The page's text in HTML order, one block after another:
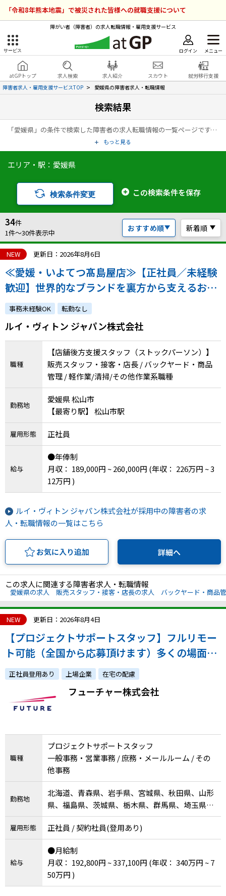
「令和8年熊本地震」で被災された皆様への就職支援について
障がい者（障害者）の求人転職情報・雇用支援サービス
サービス ログイン メニュー
atGPトップ 求人検索 求人紹介 スカウト
就労移行支援
障害者求人・雇用支援サービスTOP
愛媛県の障害者求人・転職情報
検索結果
「愛媛県」の条件で検索した障害者の求人転職情報の一覧ページです。アットジーピー（atGP）は、障害者の求人情報・障害者専門の転職支援サービス（エージェント）・就労移行支援事業所など、雇用に関する様々なサービスを展開している障害者の「働く」をトータルでサポートするサービスです。
もっと見る
エリア・駅：愛媛県
検索条件変更 この検索条件を保存
おすすめ順 新着順
34件
1件〜30件表示中
NEW 更新日：2026年8月6日
≪愛媛・いよてつ髙島屋店≫【正社員／未経験
歓迎】世界的なブランドを裏方から支えるお仕
事｜着実な成長を実感できる環境です！｜atGP
からの採用実績あり
事務未経験OK 転勤なし
ルイ・ヴィトン ジャパン株式会社
職種
【店舗後方支援スタッフ（ストックパーソン）】
販売スタッフ・接客・店長 / バックヤード・商品
管理 / 軽作業/清掃/その他作業系職種
勤務地
愛媛県 松山市
【最寄り駅】 松山市駅
雇用形態 正社員
給与
●年俸制
月収： 189,000円 ~ 260,000円 (年収： 226万円 ~ 3
12万円 )
ルイ・ヴィトン ジャパン株式会社が採用中の障害者の求
人・転職情報の一覧はこちら
お気に入り追加 詳細へ
この求人に関連する障害者求人・転職情報
愛媛県の求人 販売スタッフ・接客・店長の求人 バックヤード・商品
NEW 更新日：2026年8月4日
【プロジェクトサポートスタッフ】フルリモー
ト可能（全国から応募頂けます）多くの場面
で、細やかな心遣いなどホスピタリティが活か
せるお仕事🎵
正社員登用あり 上場企業 在宅の配慮
フューチャー株式会社
職種
プロジェクトサポートスタッフ
一般事務・営業事務 / 庶務・メールルーム / その
他事務
勤務地
北海道、青森県、岩手県、宮城県、秋田県、山形
県、福島県、茨城県、栃木県、群馬県、埼玉県、
千葉県、東京都、神奈川県、新潟県、富山県、石
川県、福井県、山梨県、長野県、岐阜県、静岡
県、愛知県、三重県、滋賀県、京都府、大阪府、
兵庫県、奈良県、和歌山県、鳥取県、島根県、岡
山県、広島県、山口県、徳島県、香川県、愛媛
県、高知県、福岡県、佐賀県、長崎県、熊本県、
大分県、宮崎県、鹿児島県、沖縄県
雇用形態 正社員 / 契約社員(登用あり)
給与
●月給制
月収： 192,800円 ~ 337,100円 (年収： 340万円 ~ 7
50万円 )
障害者雇用のアットジーピー
サービスラインナップ
障害者専門の就転職支援サービス
障害者アスリート専門の就転職支援サービス
ハイスキルな障害者の転職支援サービス
障害のある新卒学生専門の就職エージェントサービス
求人検索・スカウトサービス
障害者専門の求人検索・スカウトサービス
就労移行支援サービス
障害別専門支援の就労移行支援サービス
IT・Web制作スキルを身につける就労移行支援サービス
ソーシャルファームサービス
しいたけ生産で実現する
新しい障害者雇用支援サービス
ご利用ガイド
法人向けページ
メニューを閉じる
ログイン 会員登録 無料
求人を検索する
求人を紹介してもらう
スカウトを受ける
就労移行支援サービス
就職・転職ノウハウ
お問い合わせ・よくある質問
お問い合わせ
よくある質問
採用をお考えの企業様はこちら